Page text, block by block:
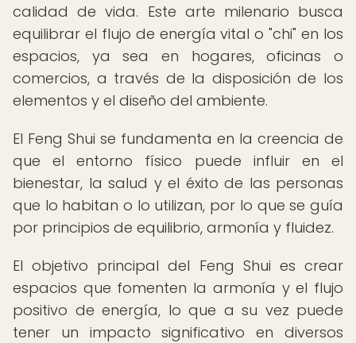
calidad de vida. Este arte milenario busca
equilibrar el flujo de energía vital o "chi" en los
espacios, ya sea en hogares, oficinas o
comercios, a través de la disposición de los
elementos y el diseño del ambiente.
El Feng Shui se fundamenta en la creencia de
que el entorno físico puede influir en el
bienestar, la salud y el éxito de las personas
que lo habitan o lo utilizan, por lo que se guía
por principios de equilibrio, armonía y fluidez.
El objetivo principal del Feng Shui es crear
espacios que fomenten la armonía y el flujo
positivo de energía, lo que a su vez puede
tener un impacto significativo en diversos